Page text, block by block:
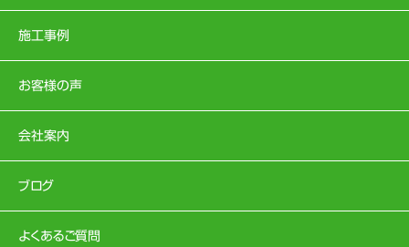
施工事例
お客様の声
会社案内
ブログ
よくあるご質問